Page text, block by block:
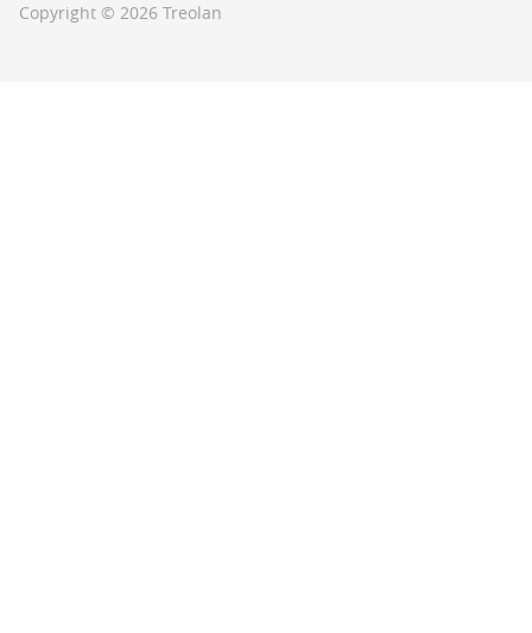
Copyright © 2026 Treolan